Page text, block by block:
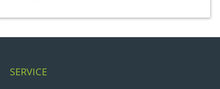
SERVICE